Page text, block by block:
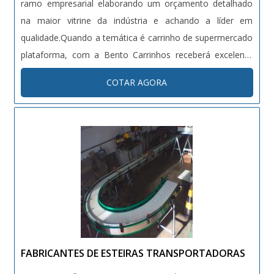
ramo empresarial elaborando um orçamento detalhado
na maior vitrine da indústria e achando a líder em
qualidade.Quando a temática é carrinho de supermercado
plataforma, com a Bento Carrinhos receberá excelente
custo-benefício com altos padrões de qualidade, algo
indispensável para garantir uma aquisição segura.ALGUNS
DETALHES SOBRE O CARRINHO DE SUPERMERCADO
PLATAFORMAHá muitas maneiras eficientes de
demonstrar competência e excelência em uma área de
atuação. A Bento Carrinhos objetiva sua energia em criar
aos parceiros uma estrutura com: Escritório de alta
qualidade onde são realizadas as atividades; Tecnologia
de ponta; Estrutura suficiente para atender todas as
demandas. Tudo isso para que se tenha um carrinho de
do carrinho de supermercado plataforma, na essência da
COTAR AGORA
FABRICANTES DE ESTEIRAS TRANSPORTADORAS